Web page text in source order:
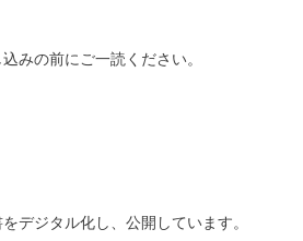
みの前にご一読ください。
デジタル化し、公開しています。